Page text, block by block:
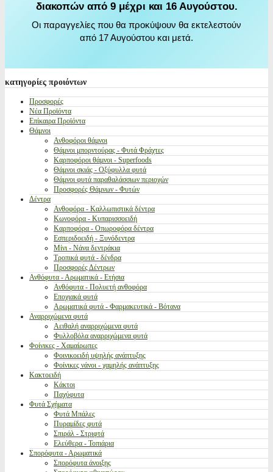
διακοπών από 9 μέχρι και 16 Αυγούστου.
Οι παραγγελίες που θα προκύψουν θα εκτελεστούν
από 17 Αυγούστου και μετά.
κατηγορίες προιόντων
Προσφορές
Νέα Προϊόντα
Επίκαιρα Προϊόντα
Θάμνοι
Ανθοφόροι θάμνοι
Θάμνοι μπορντούρας - Φυτά Φράχτες
Καρποφόροι θάμνοι - Superfoods
Θάμνοι σκιάς - Οξύφυλλα φυτά
Θάμνοι φυτά παραθαλάσσιων περιοχών
Προσφορές Θάμνων - Φυτών
Δέντρα
Ανθοφόρα - Καλλωπιστικά δέντρα
Κωνοφόρα - Κυπαρισσοειδή
Καρποφόρα - Οπωροφόρα δέντρα
Εσπεριδοειδή - Ξυνόδεντρα
Μίνι - Νάνα δεντράκια
Τροπικά φυτά - δένδρα
Προσφορές Δέντρων
Ανθόφυτα - Αρωματικά - Ετήσια
Ανθόφυτα - Πολυετή ανθοφόρα
Εποχιακά φυτά
Αρωματικά φυτά - Φαρμακευτικά - Βότανα
Αναρριχώμενα φυτά
Αειθαλή αναρριχώμενα φυτά
Φυλλοβόλα αναρριχώμενα φυτά
Φοίνικες - Χαμαίρωπες
Φοινικοειδή υψηλής ανάπτυξης
Φοίνικες νάνοι - χαμηλής ανάπτυξης
Κακτοειδή
Κάκτοι
Παχύφυτα
Φυτά Σχήματα
Φυτά Μπάλες
Πυραμίδες φυτά
Σπιράλ - Στριφτά
Ελεύθερα - Τοπιάρια
Σπορόφυτα - Αρωματικά
Σπορόφυτα άνοιξης